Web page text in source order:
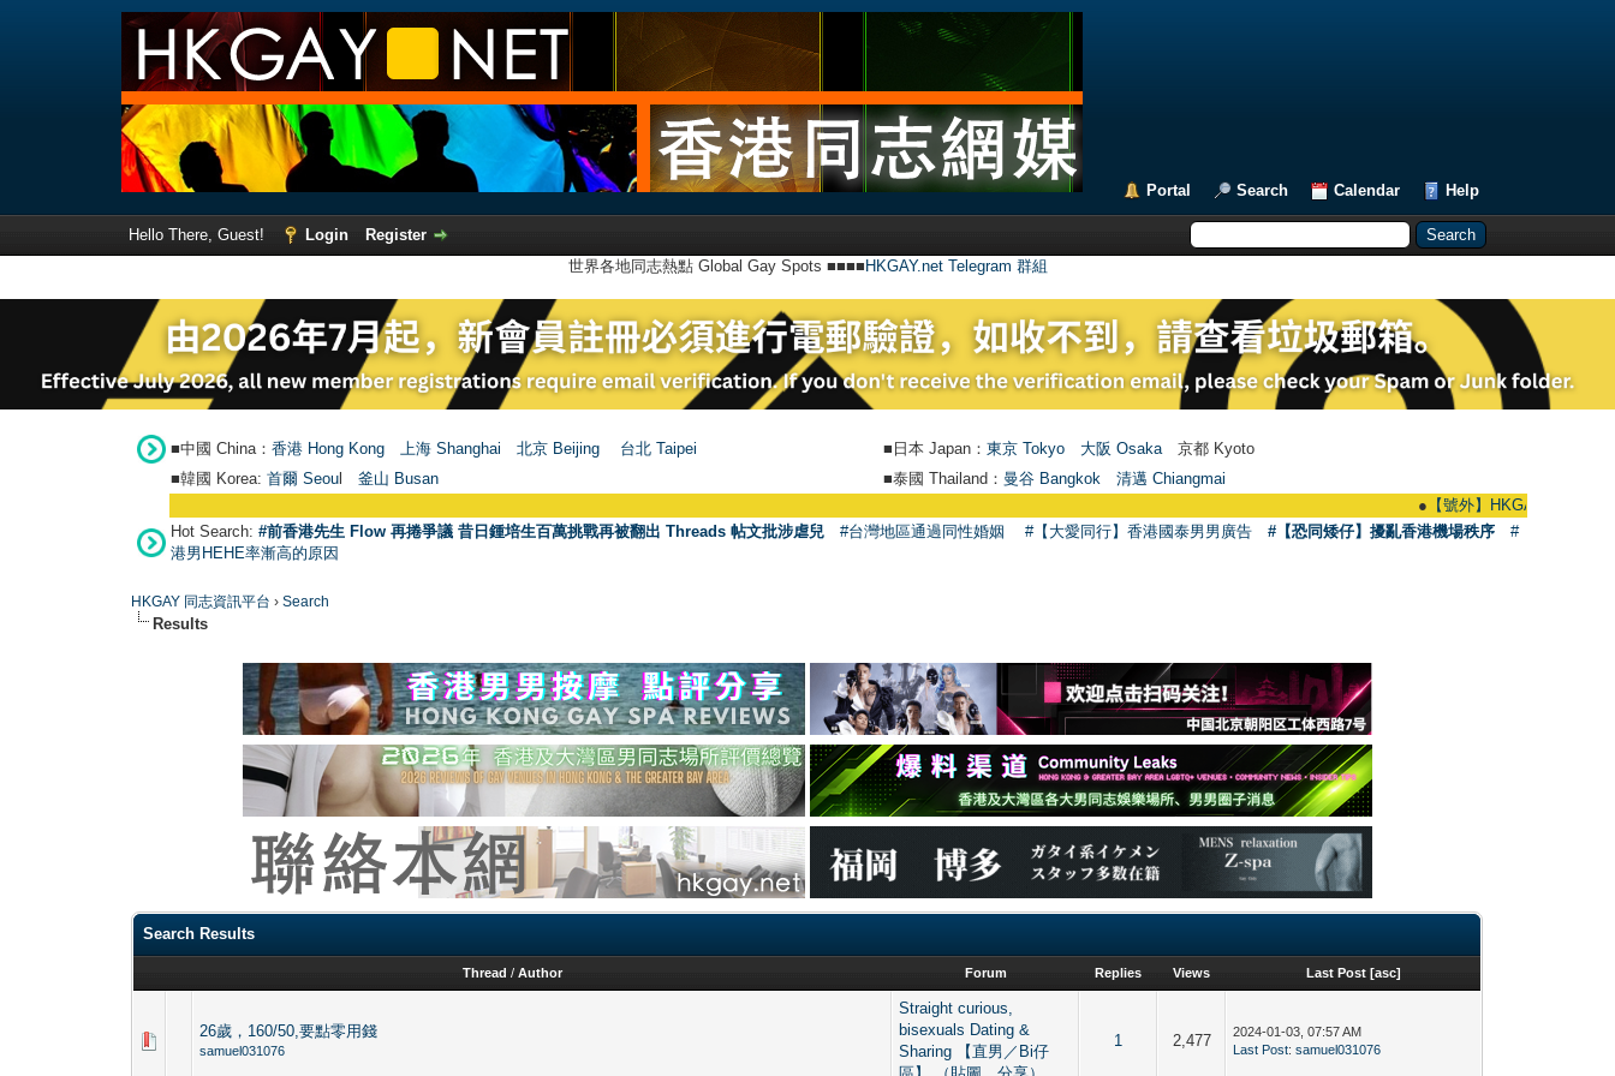
Portal Search Calendar Help
Hello There, Guest! Login
Register
世界各地同志熱點 Global Gay Spots ■■■■ HKGAY.net Telegram 群組
■中國 China： 香港 Hong Kong 上海 Shanghai 北京 Beijing 台北 Taipei ■日本 Japan： 東京 Tokyo 大阪 Osaka 京都 Kyoto
■韓國 Korea: 首爾 Seou 釜山 Busan ■泰國 Thailand： 曼谷 Bangkok
清邁 Chiangmai
【號外】HKGAY.net已啟動
Hot Search: #前香港先生 Flow 再捲爭議 昔日鍾培生百萬挑戰再被翻出 Threads 帖文批涉虐兒 #台灣地區通過同性婚姻 #【大愛同行】香港國泰男男廣告 #【恐同矮仔】擾亂香港機場秩序
#
港男HEHE率漸高的原因
HKGAY 同志資訊平台 ›Search
Results
Search Results
Thread /Author Forum Replies Views Last Post [asc]
26歲，160/50,要點零用錢
samuel031076
Straight curious,
bisexuals Dating &
Sharing 【直男／Bi仔
1 2,477
2024-01-03, 07:57 AM
Last Post:samuel031076